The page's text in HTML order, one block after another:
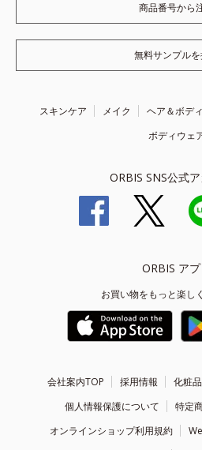
商品番号から
無料サンプル
スキンケア メイク ヘア＆ボディ
ボディウェ
ORBIS SNS公式
ORBIS アプ
お買い物をもっと楽し
会社案内TOP 採用情報
化粧
個人情報保護について
特定
オンラインショップ利用規約